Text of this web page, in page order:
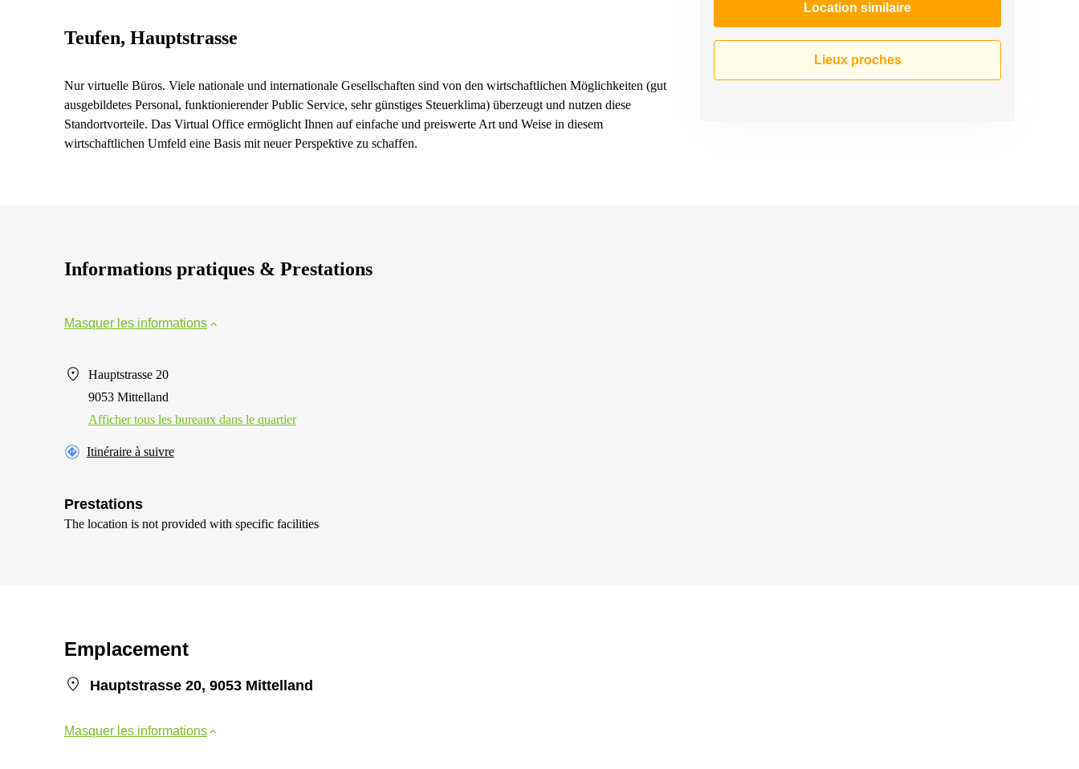
Location similaire
Lieux proches
Teufen, Hauptstrasse
Nur virtuelle Büros. Viele nationale und internationale Gesellschaften sind von den wirtschaftlichen Möglichkeiten (gut
ausgebildetes Personal, funktionierender Public Service, sehr günstiges Steuerklima) überzeugt und nutzen diese
Standortvorteile. Das Virtual Office ermöglicht Ihnen auf einfache und preiswerte Art und Weise in diesem
wirtschaftlichen Umfeld eine Basis mit neuer Perspektive zu schaffen.
Informations pratiques & Prestations
Masquer les informations
Hauptstrasse 20
9053 Mittelland
Afficher tous les bureaux dans le quartier
Itinéraire à suivre
Prestations
The location is not provided with specific facilities
Emplacement
Hauptstrasse 20, 9053 Mittelland
Masquer les informations